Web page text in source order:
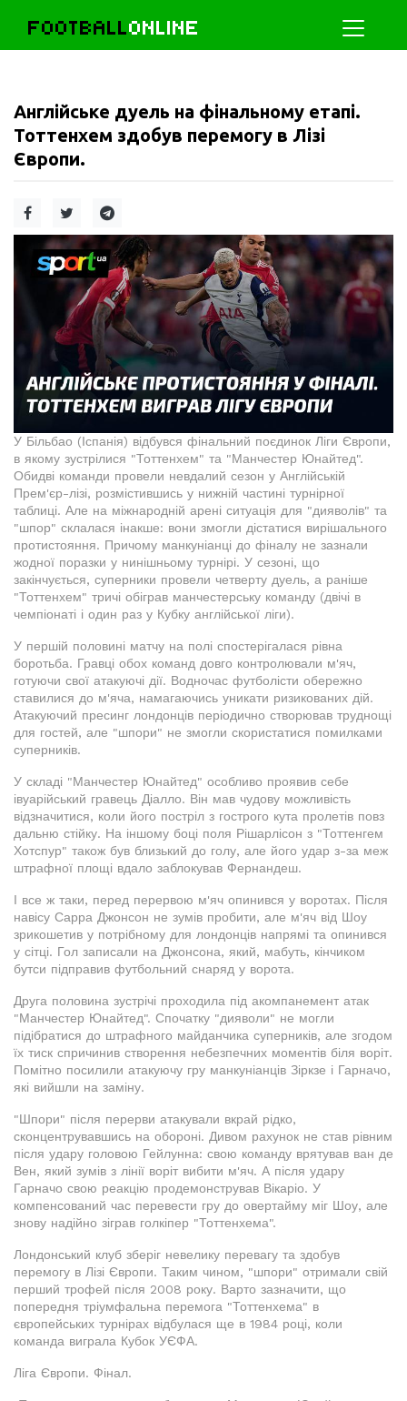
FOOTBALLONLINE
Англійське дуель на фінальному етапі.
Тоттенхем здобув перемогу в Лізі
Європи.
У Більбао (Іспанія) відбувся фінальний поєдинок Ліги Європи,
в якому зустрілися "Тоттенхем" та "Манчестер Юнайтед".
Обидві команди провели невдалий сезон у Англійській
Прем'єр-лізі, розмістившись у нижній частині турнірної
таблиці. Але на міжнародній арені ситуація для "дияволів" та
"шпор" склалася інакше: вони змогли дістатися вирішального
протистояння. Причому манкуніанці до фіналу не зазнали
жодної поразки у нинішньому турнірі. У сезоні, що
закінчується, суперники провели четверту дуель, а раніше
"Тоттенхем" тричі обіграв манчестерську команду (двічі в
чемпіонаті і один раз у Кубку англійської ліги).
У першій половині матчу на полі спостерігалася рівна
боротьба. Гравці обох команд довго контролювали м'яч,
готуючи свої атакуючі дії. Водночас футболісти обережно
ставилися до м'яча, намагаючись уникати ризикованих дій.
Атакуючий пресинг лондонців періодично створював труднощі
для гостей, але "шпори" не змогли скористатися помилками
суперників.
У складі "Манчестер Юнайтед" особливо проявив себе
івуарійський гравець Діалло. Він мав чудову можливість
відзначитися, коли його постріл з гострого кута пролетів повз
дальню стійку. На іншому боці поля Рішарлісон з "Тоттенгем
Хотспур" також був близький до голу, але його удар з-за меж
штрафної площі вдало заблокував Фернандеш.
І все ж таки, перед перервою м'яч опинився у воротах. Після
навісу Сарра Джонсон не зумів пробити, але м'яч від Шоу
зрикошетив у потрібному для лондонців напрямі та опинився
у сітці. Гол записали на Джонсона, який, мабуть, кінчиком
бутси підправив футбольний снаряд у ворота.
Друга половина зустрічі проходила під акомпанемент атак
"Манчестер Юнайтед". Спочатку "дияволи" не могли
підібратися до штрафного майданчика суперників, але згодом
їх тиск спричинив створення небезпечних моментів біля воріт.
Помітно посилили атакуючу гру манкуніанців Зіркзе і Гарначо,
які вийшли на заміну.
"Шпори" після перерви атакували вкрай рідко,
сконцентрувавшись на обороні. Дивом рахунок не став рівним
після удару головою Гейлунна: свою команду врятував ван де
Вен, який зумів з лінії воріт вибити м'яч. А після удару
Гарначо свою реакцію продемонстрував Вікаріо. У
компенсований час перевести гру до овертайму міг Шоу, але
знову надійно зіграв голкіпер "Тоттенхема".
Лондонський клуб зберіг невелику перевагу та здобув
перемогу в Лізі Європи. Таким чином, "шпори" отримали свій
перший трофей після 2008 року. Варто зазначити, що
попередня тріумфальна перемога "Тоттенхема" в
європейських турнірах відбулася ще в 1984 році, коли
команда виграла Кубок УЄФА.
Ліга Європи. Фінал.